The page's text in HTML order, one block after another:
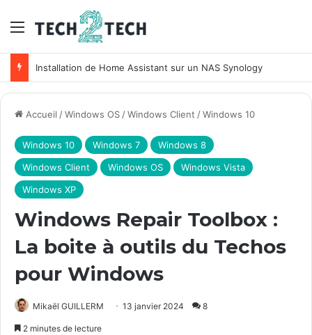
Menu
Installation de Home Assistant sur un NAS Synology
Accueil /Windows OS/Windows Client /Windows 10
Windows 10 Windows 7
Windows 8
Windows Client
Windows OS
Windows Vista
Windows XP
Windows Repair Toolbox :
La boite à outils du Techos
pour Windows
Mikaël GUILLERM 13 janvier 2024 8
2 minutes de lecture